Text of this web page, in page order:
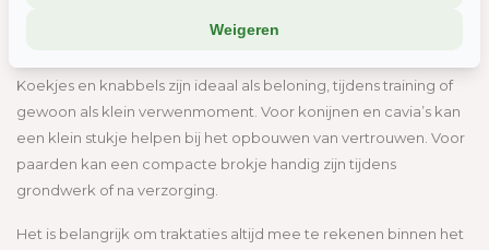
Koekjes en knabbels zijn ideaal als beloning, tijdens training of
gewoon als klein verwenmoment. Voor konijnen en cavia’s kan
een klein stukje helpen bij het opbouwen van vertrouwen. Voor
paarden kan een compacte brokje handig zijn tijdens
grondwerk of na verzorging.
Het is belangrijk om traktaties altijd mee te rekenen binnen het
deelt, of die ze elders van je hebben.
Wil je liever geen cookies? Dan werkt de site nog steeds, maar
misschien net iets minder soepel.
Weigeren